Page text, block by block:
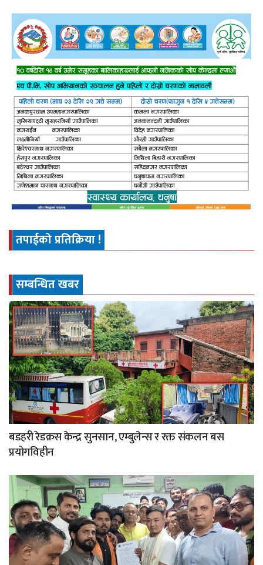
तपाईको प्रतिक्रिया !
सम्बन्धित खबर
बडहरी रेडक्रस केन्द्र सुनसान, एम्बुलेन्स र रक्त संकलन बस
प्रयोगविहीन